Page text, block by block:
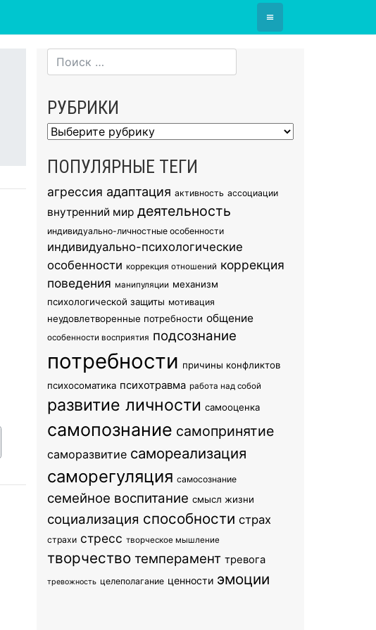
≡
РУБРИКИ
Рубрики
ПОПУЛЯРНЫЕ ТЕГИ
агрессия адаптация активность ассоциации
внутренний мир деятельность
индивидуально-личностные особенности
индивидуально-психологические
особенности коррекция отношений коррекция
поведения манипуляции механизм
психологической защиты мотивация
неудовлетворенные потребности общение
особенности восприятия подсознание
потребности причины конфликтов
психосоматика психотравма работа над собой
развитие личности самооценка
самопознание самопринятие
саморазвитие самореализация
саморегуляция самосознание
семейное воспитание смысл жизни
социализация способности страх
страхи стресс творческое мышление
творчество темперамент тревога
тревожность целеполагание ценности эмоции